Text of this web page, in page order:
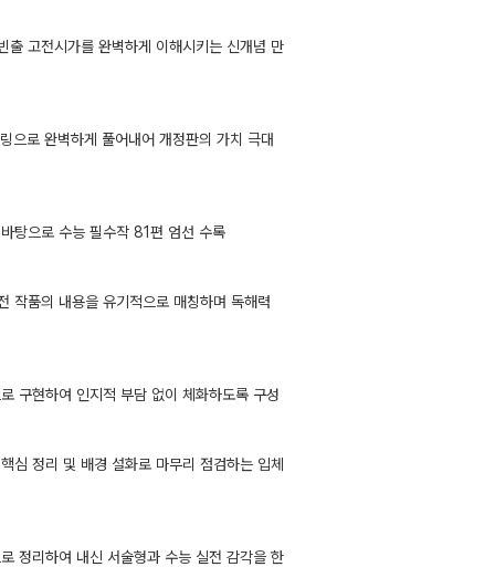
고전시가를 완벽하게 이해시키는 신개념 만
으로 완벽하게 풀어내어 개정판의 가치 극대
탕으로 수능 필수작 81편 엄선 수록
작품의 내용을 유기적으로 매칭하며 독해력
구현하여 인지적 부담 없이 체화하도록 구성
심 정리 및 배경 설화로 마무리 점검하는 입체
정리하여 내신 서술형과 수능 실전 감각을 한